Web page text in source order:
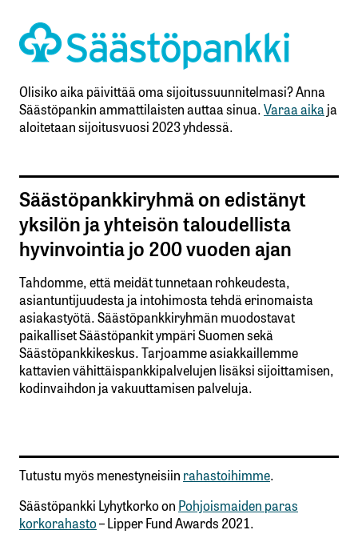
Olisiko aika päivittää oma sijoitussuunnitelmasi? Anna
Säästöpankin ammattilaisten auttaa sinua.Varaa aikaja
aloitetaan sijoitusvuosi 2023 yhdessä.
Säästöpankkiryhmä on edistänyt
yksilön ja yhteisön taloudellista
hyvinvointia jo 200 vuoden ajan
Tahdomme, että meidät tunnetaan rohkeudesta,
asiantuntijuudesta ja intohimosta tehdä erinomaista
asiakastyötä. Säästöpankkiryhmän muodostavat
paikalliset Säästöpankit ympäri Suomen sekä
Säästöpankkikeskus. Tarjoamme asiakkaillemme
kattavien vähittäispankkipalvelujen lisäksi sijoittamisen,
kodinvaihdon ja vakuuttamisen palveluja.
Tutustu myös menestyneisiin rahastoihimme.
Säästöpankki Lyhytkorko on Pohjoismaiden paras
korkorahasto– Lipper Fund Awards 2021.